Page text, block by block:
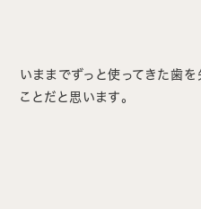
いままでずっと使ってきた歯
ことだと思います。